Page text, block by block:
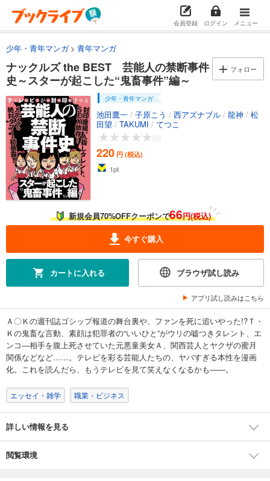
会員登録 ログイン メニュー
少年・青年マンガ 青年マンガ
ナックルズ the BEST 芸能人の禁断事件
史～スターが起こした“鬼畜事件”編～
フォロー
少年・青年マンガ
池田鷹一 / 子原こう / 西アズナブル / 龍神 / 松
田望 / TAKUMI / てつこ
-
(0)
220 円 (税込)
1pt
新規会員70%OFFクーポンで66円(税込)
今すぐ購入
カートに入れる ブラウザ試し読み
アプリ試し読みはこちら
Ａ〇Ｋの週刊誌ゴシップ報道の舞台裏や、ファンを死に追いやった!?Ｔ・
Ｋの鬼畜な言動、素顔は犯罪者の“いいひと”がウリの嘘つきタレント、エ
ンコ―相手を腹上死させていた元悪童美女Ａ、関西芸人とヤクザの蜜月
関係などなど……。テレビを彩る芸能人たちの、ヤバすぎる本性を漫画
化。これを読んだら、もうテレビを見て笑えなくなるかも――。
エッセイ・雑学 職業・ビジネス
詳しい情報を見る
閲覧環境